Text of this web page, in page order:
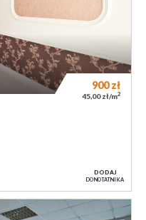
900zł
45,00 zł/m2
DODAJ
DO NOTATNIKA